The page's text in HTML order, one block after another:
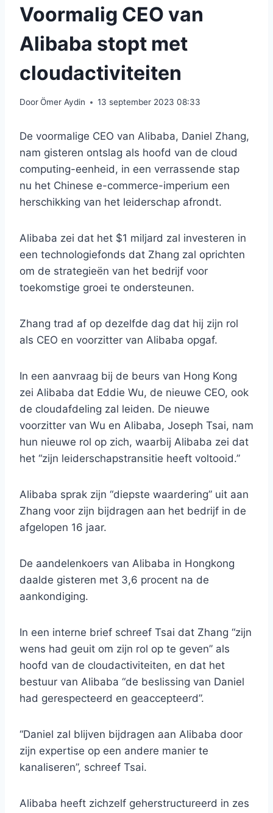
Voormalig CEO van
Alibaba stopt met
cloudactiviteiten
DoorÖmer Aydin 13 september 2023 08:33
De voormalige CEO van Alibaba, Daniel Zhang,
nam gisteren ontslag als hoofd van de cloud
computing-eenheid, in een verrassende stap
nu het Chinese e-commerce-imperium een ​​
herschikking van het leiderschap afrondt.
Alibaba zei dat het $1 miljard zal investeren in
een technologiefonds dat Zhang zal oprichten
om de strategieën van het bedrijf voor
toekomstige groei te ondersteunen.
Zhang trad af op dezelfde dag dat hij zijn rol
als CEO en voorzitter van Alibaba opgaf.
In een aanvraag bij de beurs van Hong Kong
zei Alibaba dat Eddie Wu, de nieuwe CEO, ook
de cloudafdeling zal leiden. De nieuwe
voorzitter van Wu en Alibaba, Joseph Tsai, nam
hun nieuwe rol op zich, waarbij Alibaba zei dat
het “zijn leiderschapstransitie heeft voltooid.”
Alibaba sprak zijn “diepste waardering” uit aan
Zhang voor zijn bijdragen aan het bedrijf in de
afgelopen 16 jaar.
De aandelenkoers van Alibaba in Hongkong
daalde gisteren met 3,6 procent na de
aankondiging.
In een interne brief schreef Tsai dat Zhang “zijn
wens had geuit om zijn rol op te geven” als
hoofd van de cloudactiviteiten, en dat het
bestuur van Alibaba “de beslissing van Daniel
had gerespecteerd en geaccepteerd”.
“Daniel zal blijven bijdragen aan Alibaba door
zijn expertise op een andere manier te
kanaliseren”, schreef Tsai.
Alibaba heeft zichzelf geherstructureerd in zes